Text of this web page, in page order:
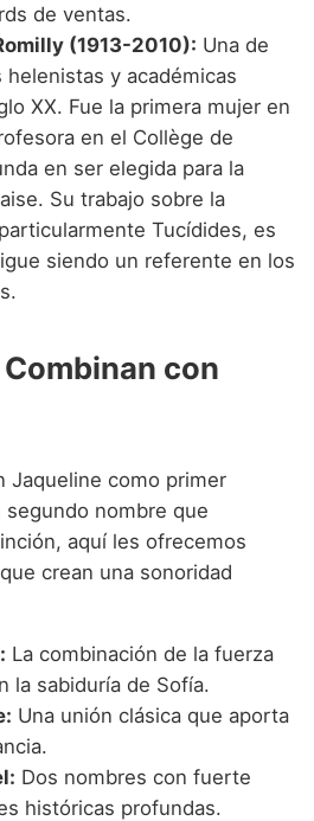
de ventas.
(1913-2010): Una de
helenistas y académicas
XX. Fue la primera mujer en
en el Collège de
en ser elegida para la
Su trabajo sobre la
Tucídides, es
siendo un referente en los
con
Jaqueline como primer
nombre que
aquí les ofrecemos
crean una sonoridad
La combinación de la fuerza
la sabiduría de Sofía.
Una unión clásica que aporta
Dos nombres con fuerte
históricas profundas.